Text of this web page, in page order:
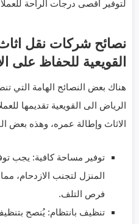
لتوفير أقصى درجات الراحة
نصائح شركات نقل
القويعية للحفاظ على
هناك بعض النصائح الهامة التي
الرياض الى القويعية تقديمها
الاثاث وإطالة عمره، وهذه بعض
توفير مساحة كافية: يجب
المنزل لتجنب الازدحام،
فرص التلف.
تنظيف بانتظام: يُنصح